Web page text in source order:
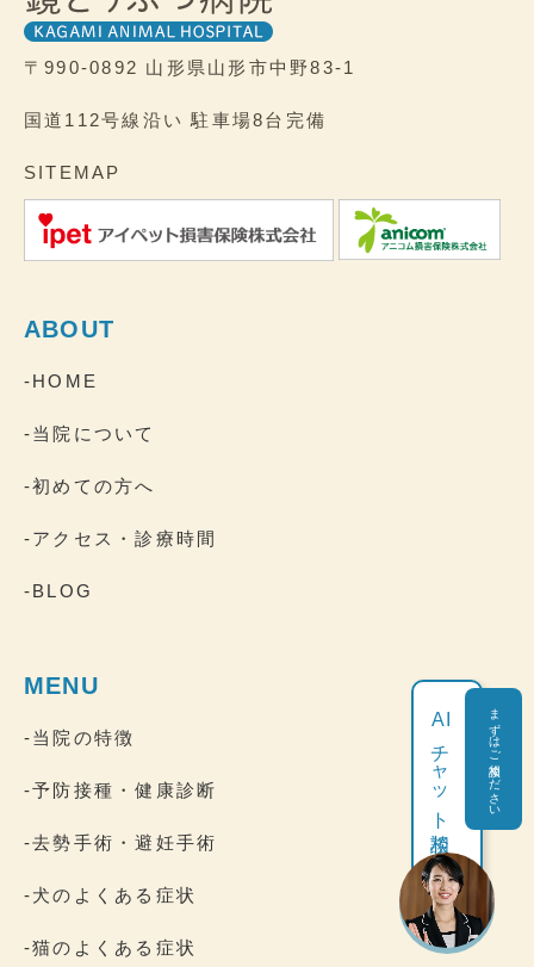
〒990-0892 山形県山形市中野83-1
国道112号線沿い 駐車場8台完備
SITEMAP
ABOUT
-HOME
-当院について
-初めての方へ
-アクセス・診療時間
-BLOG
MENU
-当院の特徴
-予防接種・健康診断
-去勢手術・避妊手術
-犬のよくある症状
-猫のよくある症状
AI
チャット相談 まずはご相談ください